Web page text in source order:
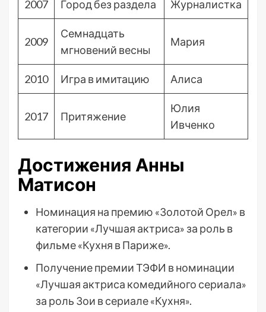
2007 Город без раздела Журналистка
2009
Семнадцать
мгновений весны
Мария
2010 Игра в имитацию Алиса
2017 Притяжение
Юлия
Ивченко
Достижения Анны
Матисон
Номинация на премию «Золотой Орел» в
категории «Лучшая актриса» за роль в
фильме «Кухня в Париже».
Получение премии ТЭФИ в номинации
«Лучшая актриса комедийного сериала»
за роль Зои в сериале «Кухня».